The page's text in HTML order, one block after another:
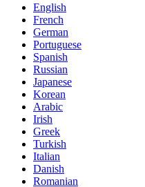
English
French
German
Portuguese
Spanish
Russian
Japanese
Korean
Arabic
Irish
Greek
Turkish
Italian
Danish
Romanian